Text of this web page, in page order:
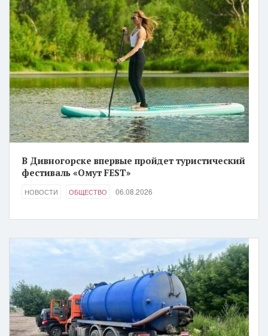
В Дивногорске впервые пройдет туристический
фестиваль «Омут FEST»
НОВОСТИ ОБЩЕСТВО 06.08.2026